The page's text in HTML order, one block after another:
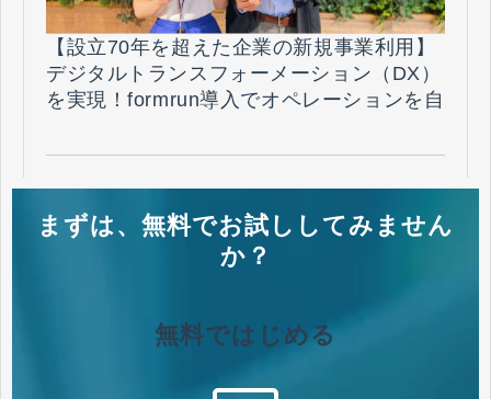
【設立70年を超えた企業の新規事業利用】
デジタルトランスフォーメーション（DX）
を実現！formrun導入でオペレーションを自
式会社 様）
まずは、無料でお試ししてみません
か？
無料ではじめる